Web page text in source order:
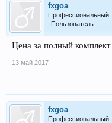
fxgoa
Профессиональный
Пользователь
Цена за полный комплект
13 май 2017
fxgoa
Профессиональный